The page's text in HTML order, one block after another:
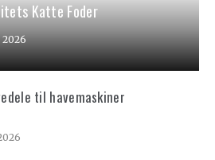
Katte Foder
til havemaskiner